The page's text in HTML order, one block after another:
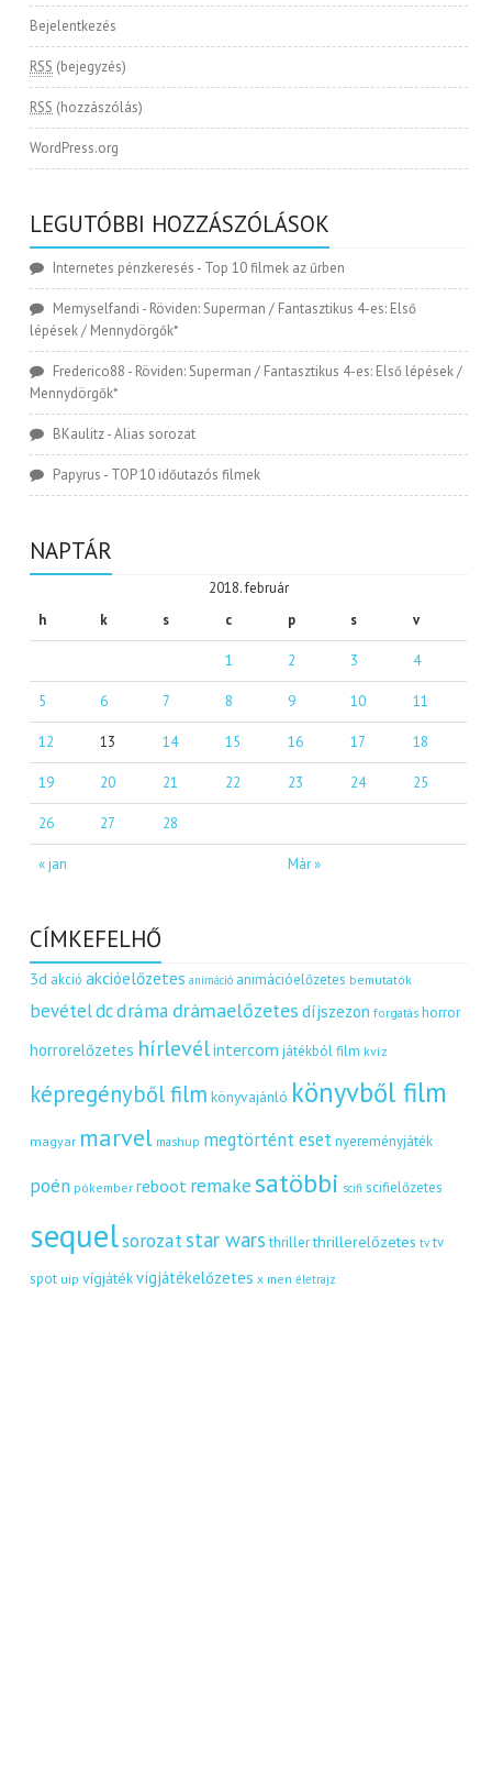
Bejelentkezés
RSS (bejegyzés)
RSS (hozzászólás)
WordPress.org
LEGUTÓBBI HOZZÁSZÓLÁSOK
Internetes pénzkeresés - Top 10 filmek az űrben
Memyselfandi - Röviden: Superman / Fantasztikus 4-es: Első
lépések / Mennydörgők*
Frederico88 - Röviden: Superman / Fantasztikus 4-es: Első lépések /
Mennydörgők*
BKaulitz-Alias sorozat
Papyrus - TOP 10 időutazós filmek
NAPTÁR
2018. február
h
k s c p s v
« jan Már »
1 2 3 4
5 6 7 8 9 10 11
12 13 14 15 16 17 18
19 20 21 22 23 24 25
26 27 28
CÍMKEFELHŐ
3d akció akcióelőzetes animáció animációelőzetes bemutatók
bevételdcdráma drámaelőzetes díjszezon forgatás horror
horrorelőzetes hírlevélintercom játékból film kvíz
képregényből film könyvajánló könyvből film
magyar marvel mashup megtörtént eset nyereményjáték
poén pókember reboot remakesatöbbi scifi scifielőzetes
sequelsorozat star wars thriller thrillerelőzetes tv tv
spot uip vígjátékvígjátékelőzetes x men életrajz